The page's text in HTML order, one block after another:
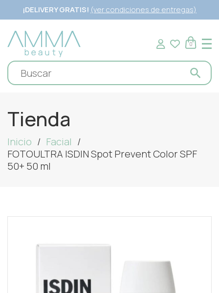
¡DELIVERY GRATIS! (ver condiciones de entregas)
0
Tienda
Inicio
Facial
FOTOULTRA ISDIN Spot Prevent Color SPF
50+ 50 ml